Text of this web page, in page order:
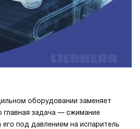
оборудовании заменяет
главная задача — сжимание
его под давлением на испаритель